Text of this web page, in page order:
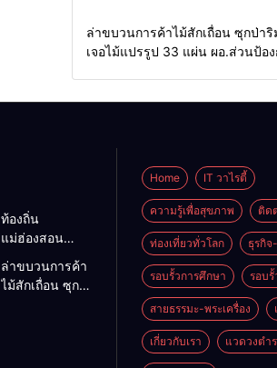
Home
ล่าขบวนการค้าไม้สักเถื่อน ซุกป่า
เจอไม้แปรรูป 33 แผ่น ผอ.ส่วนป้อ
ท้องถิ่น
แม่ฮ่องสอน
ประชาชน นา
ยกฯ อบต.-กำนัน
ล่าขบวนการค้า
ไม้สักเถื่อน ซุก
Home IT วาไรตี้
ความรู้เพื่อสุขภาพ ติด
ท่องเที่ยวทั่วโลก ธุรกิจ
รอบรั้วการศึกษา รอบ
สายธรรมะ-พระเครื่อง
เกี่ยวกับเรา แวดวงตำ